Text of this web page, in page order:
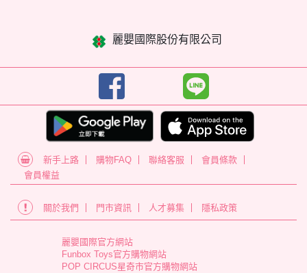
麗嬰國際股份有限公司
新手上路 購物FAQ 聯絡客服
會員條款
會員權益
關於我們 門市資訊 人才募集 隱私政策
麗嬰國際官方網站
Funbox Toys官方購物網站
POP CIRCUS星奇市官方購物網站